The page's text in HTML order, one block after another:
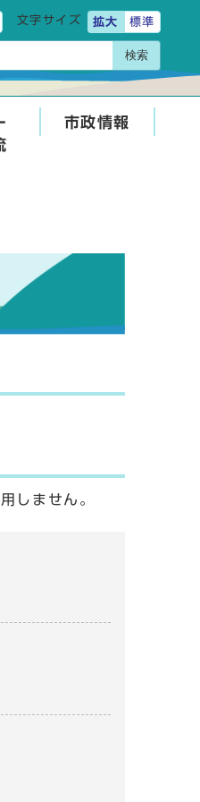
文字サイズ 拡大 標準
検索
市政情報
しません。